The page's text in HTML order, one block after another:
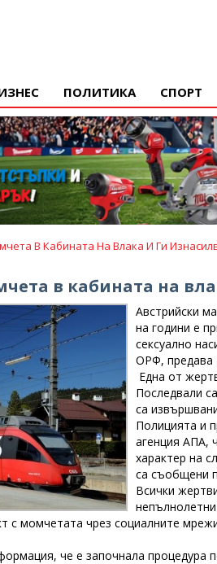
ПОЛИТИКА СПОРТ
В Кабината На Влака И Ги
в кабината на
Австрийски
на години е
сексуално
ОРФ, предава
Една от
Последвали
са
Полицията и
агенция АПА,
характер на
са съобщени
Всички
момчетата чрез социалните
че е започнала процедура